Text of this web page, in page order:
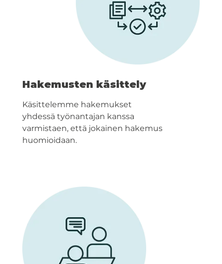
Hakemusten käsittely
Käsittelemme hakemukset
yhdessä työnantajan kanssa
varmistaen, että jokainen hakemus
huomioidaan.